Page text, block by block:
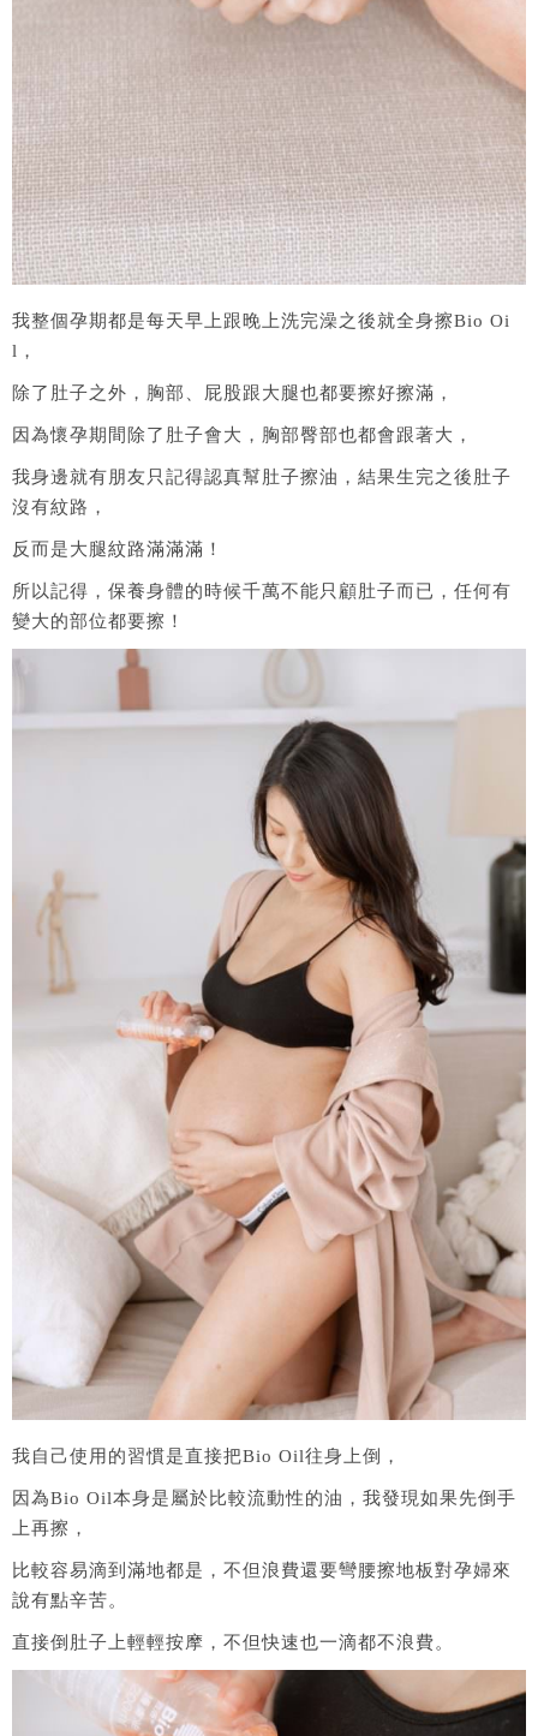
我整個孕期都是每天早上跟晚上洗完澡之後就全身擦Bio Oi
l，
除了肚子之外，胸部、屁股跟大腿也都要擦好擦滿，
因為懷孕期間除了肚子會大，胸部臀部也都會跟著大，
我身邊就有朋友只記得認真幫肚子擦油，結果生完之後肚子
沒有紋路，
反而是大腿紋路滿滿滿！
所以記得，保養身體的時候千萬不能只顧肚子而已，任何有
變大的部位都要擦！
我自己使用的習慣是直接把Bio Oil往身上倒，
因為Bio Oil本身是屬於比較流動性的油，我發現如果先倒手
上再擦，
比較容易滴到滿地都是，不但浪費還要彎腰擦地板對孕婦來
說有點辛苦。
直接倒肚子上輕輕按摩，不但快速也一滴都不浪費。